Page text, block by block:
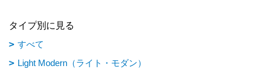
タイプ別に見る
すべて
Light Modern（ライト・モダン）